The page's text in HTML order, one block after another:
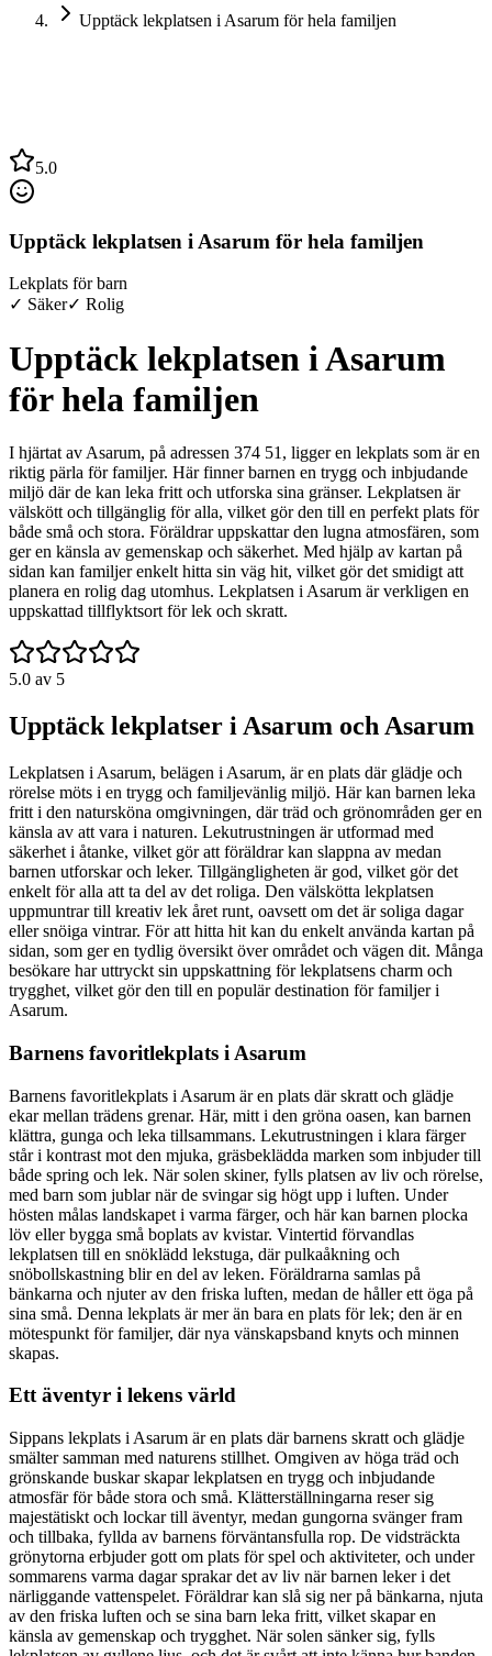
Upptäck lekplatsen i Asarum för hela familjen
5.0
Upptäck lekplatsen i Asarum för hela familjen
Lekplats för barn
✓ Säker✓ Rolig
Upptäck lekplatsen i Asarum
för hela familjen
I hjärtat av Asarum, på adressen 374 51, ligger en lekplats som är en
riktig pärla för familjer. Här finner barnen en trygg och inbjudande
miljö där de kan leka fritt och utforska sina gränser. Lekplatsen är
välskött och tillgänglig för alla, vilket gör den till en perfekt plats för
både små och stora. Föräldrar uppskattar den lugna atmosfären, som
ger en känsla av gemenskap och säkerhet. Med hjälp av kartan på
sidan kan familjer enkelt hitta sin väg hit, vilket gör det smidigt att
planera en rolig dag utomhus. Lekplatsen i Asarum är verkligen en
uppskattad tillflyktsort för lek och skratt.
5.0 av 5
Upptäck lekplatser i Asarum och Asarum
Lekplatsen i Asarum, belägen i Asarum, är en plats där glädje och
rörelse möts i en trygg och familjevänlig miljö. Här kan barnen leka
fritt i den natursköna omgivningen, där träd och grönområden ger en
känsla av att vara i naturen. Lekutrustningen är utformad med
säkerhet i åtanke, vilket gör att föräldrar kan slappna av medan
barnen utforskar och leker. Tillgängligheten är god, vilket gör det
enkelt för alla att ta del av det roliga. Den välskötta lekplatsen
uppmuntrar till kreativ lek året runt, oavsett om det är soliga dagar
eller snöiga vintrar. För att hitta hit kan du enkelt använda kartan på
sidan, som ger en tydlig översikt över området och vägen dit. Många
besökare har uttryckt sin uppskattning för lekplatsens charm och
trygghet, vilket gör den till en populär destination för familjer i
Asarum.
Barnens favoritlekplats i Asarum
Barnens favoritlekplats i Asarum är en plats där skratt och glädje
ekar mellan trädens grenar. Här, mitt i den gröna oasen, kan barnen
klättra, gunga och leka tillsammans. Lekutrustningen i klara färger
står i kontrast mot den mjuka, gräsbeklädda marken som inbjuder till
både spring och lek. När solen skiner, fylls platsen av liv och rörelse,
med barn som jublar när de svingar sig högt upp i luften. Under
hösten målas landskapet i varma färger, och här kan barnen plocka
löv eller bygga små boplats av kvistar. Vintertid förvandlas
lekplatsen till en snöklädd lekstuga, där pulkaåkning och
snöbollskastning blir en del av leken. Föräldrarna samlas på
bänkarna och njuter av den friska luften, medan de håller ett öga på
sina små. Denna lekplats är mer än bara en plats för lek; den är en
mötespunkt för familjer, där nya vänskapsband knyts och minnen
skapas.
Ett äventyr i lekens värld
Sippans lekplats i Asarum är en plats där barnens skratt och glädje
smälter samman med naturens stillhet. Omgiven av höga träd och
grönskande buskar skapar lekplatsen en trygg och inbjudande
atmosfär för både stora och små. Klätterställningarna reser sig
majestätiskt och lockar till äventyr, medan gungorna svänger fram
och tillbaka, fyllda av barnens förväntansfulla rop. De vidsträckta
grönytorna erbjuder gott om plats för spel och aktiviteter, och under
sommarens varma dagar sprakar det av liv när barnen leker i det
närliggande vattenspelet. Föräldrar kan slå sig ner på bänkarna, njuta
av den friska luften och se sina barn leka fritt, vilket skapar en
känsla av gemenskap och trygghet. När solen sänker sig, fylls